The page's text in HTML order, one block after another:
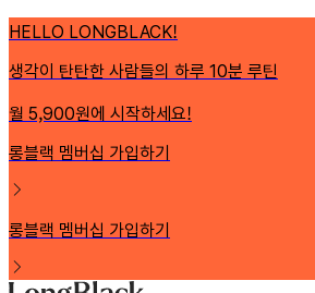
HELLO LONGBLACK!
생각이 탄탄한 사람들의 하루 10분 루틴
월 5,900원에 시작하세요!
롱블랙 멤버십 가입하기
롱블랙 멤버십 가입하기